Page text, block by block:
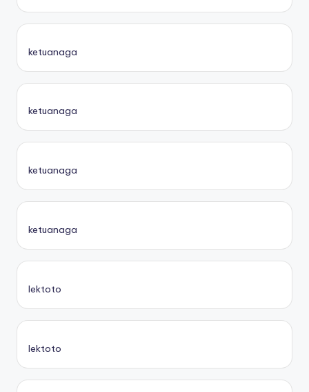
ketuanaga
ketuanaga
ketuanaga
ketuanaga
lektoto
lektoto